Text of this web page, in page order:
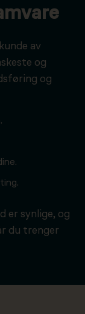
av
og
og
er synlige, og
du trenger